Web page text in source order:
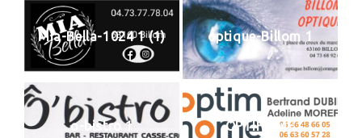
Mia-Bella-1024 1 (1) optique-Billom 1
o-bistro 1 OPTIHOME